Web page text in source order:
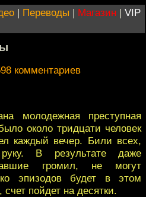
| Переводы | Магазин | VIP
комментариев
молодежная преступная
около тридцати человек
каждый вечер. Били всех,
В результате даже
громил, не могут
эпизодов будет в этом
пойдет на десятки.